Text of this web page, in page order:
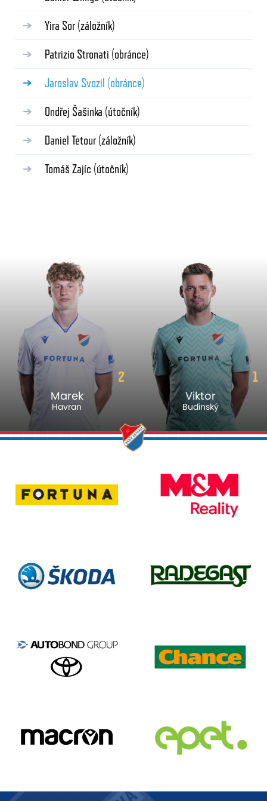
Yira Sor (záložník)
Patrizio Stronati (obránce)
Jaroslav Svozil (obránce)
Ondřej Šašinka (útočník)
Daniel Tetour (záložník)
Tomáš Zajíc (útočník)
2
Marek
Havran
1
Viktor
Budinský